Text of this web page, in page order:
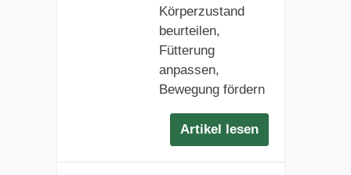
Körperzustand
beurteilen,
Fütterung
anpassen,
Bewegung fördern
Artikel lesen